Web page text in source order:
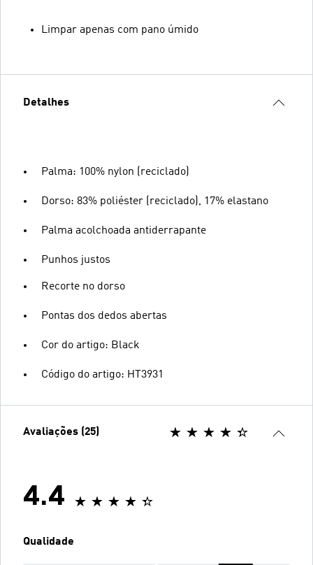
Limpar apenas com pano úmido
Detalhes
Palma: 100% nylon (reciclado)
Dorso: 83% poliéster (reciclado), 17% elastano
Palma acolchoada antiderrapante
Punhos justos
Recorte no dorso
Pontas dos dedos abertas
Cor do artigo: Black
Código do artigo: HT3931
Avaliações (25)
4.4
Qualidade